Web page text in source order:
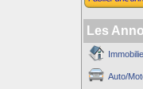
Les
Auto/